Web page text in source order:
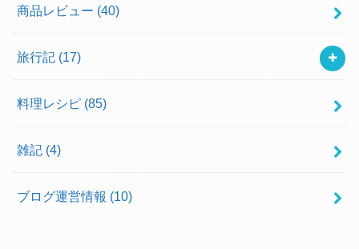
商品レビュー (40)
旅行記 (17)
料理レシピ (85)
雑記 (4)
ブログ運営情報 (10)